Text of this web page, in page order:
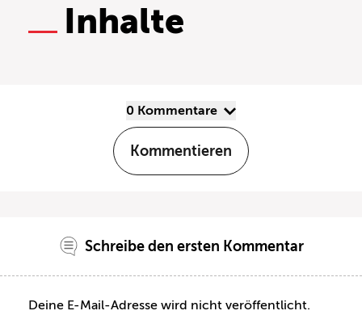
Inhalte
0 Kommentare
Kommentieren
Schreibe den ersten Kommentar
Deine E-Mail-Adresse wird nicht veröffentlicht.